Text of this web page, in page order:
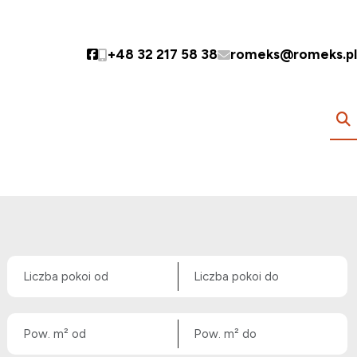
Social link
+48 32 217 58 38 romeks@romeks.pl